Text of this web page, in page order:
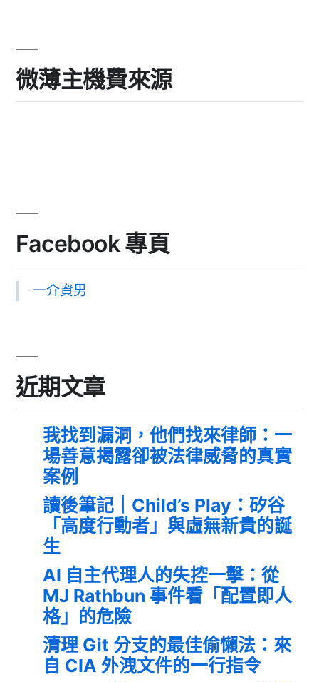
微薄主機費來源
Facebook 專頁
一介資男
近期文章
我找到漏洞，他們找來律師：一
場善意揭露卻被法律威脅的真實
案例
讀後筆記｜Child’s Play：矽谷
「高度行動者」與虛無新貴的誕
生
AI 自主代理人的失控一擊：從
MJ Rathbun 事件看「配置即人
格」的危險
清理 Git 分支的最佳偷懶法：來
自 CIA 外洩文件的一行指令